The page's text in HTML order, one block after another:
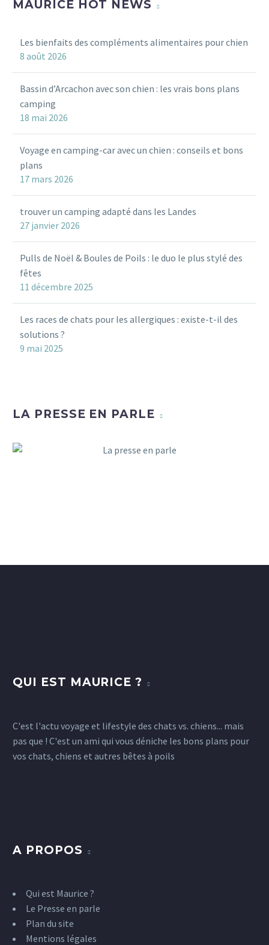
MAURICE HOT NEWS
Les bienfaits des compléments alimentaires pour chien
8 août 2026
Bassin d’Arcachon avec son chien : les vrais bons plans
camping
18 mai 2026
Voyage en camping-car avec un chien : conseils et bons
plans
17 mars 2026
trouver un camping adapté dans les Landes
27 janvier 2026
Pulls de Noël & Boules de Poils : le duo le plus stylé des
fêtes
11 décembre 2025
Les races de chats pour les allergiques : existe-t-il des
solutions ?
9 mai 2025
LA PRESSE EN PARLE
QUI EST MAURICE ?
C'est l'actu voyage et lifestyle des chats vs. chiens... mais
pas que ! C'est un ami qui vous déniche les bons plans pour
vos chats, chiens et autres bêtes à poils
A PROPOS
Qui est Maurice ?
Le Presse en parle
Plan du site
Mentions légales